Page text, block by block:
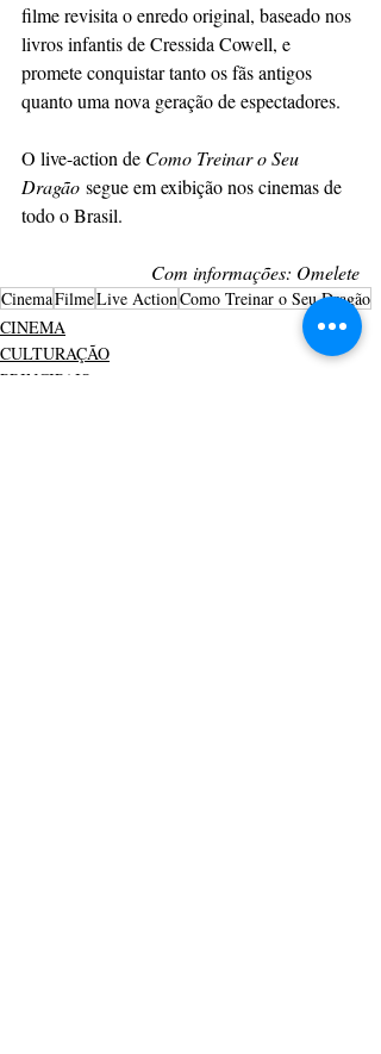
filme revisita o enredo original, baseado nos
livros infantis de Cressida Cowell, e
promete conquistar tanto os fãs antigos
quanto uma nova geração de espectadores.
O live-action de Como Treinar o Seu
Dragão segue em exibição nos cinemas de
todo o Brasil.
Com informações: Omelete
CinemaFilmeLive ActionComo Treinar o Seu Dragão
CINEMA
CULTURAÇÃO
PRINCIPAIS